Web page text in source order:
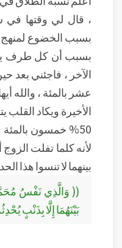
، قال لي وقتها
بسبب الخضوع لمنهج
بسبب أن كل طرف
الآخر ، فاجئني
عشر بالمئة ، والله
الأخيرة ويكاد
50% خمسون
لأنه كلما تفلت
بينهما لا تنسوا هذا
(( وَالَّذِي نَفْسُ
بَيْنَهُمَا إِلَّا بِذَنْبٍ